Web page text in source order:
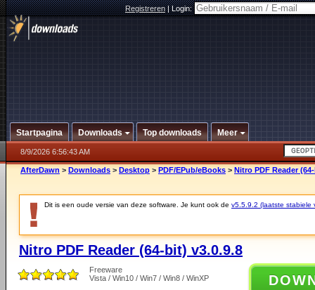
Registreren|Login:
Startpagina Downloads Top downloads Meer
8/9/2026 6:56:43 AM
AfterDawn > Downloads > Desktop > PDF/EPub/eBooks > Nitro PDF Reader
Dit is een oude versie van deze software. Je kunt ook de v5.5.9.2 (laatste stabiele
Nitro PDF Reader (64-bit) v3.0.9.8
Freeware
Vista / Win10 / Win7 / Win8 / WinXP